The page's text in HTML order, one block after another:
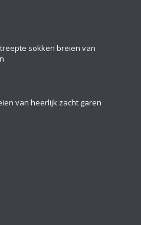
sokken breien van
van heerlijk zacht garen